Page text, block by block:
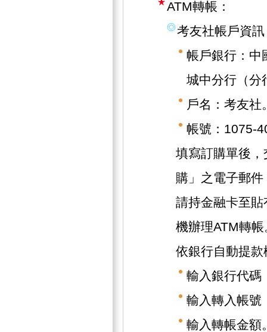
ATM轉帳：
考友社帳戶資
帳戶銀行：中
城中分行（分
戶名：考友社
帳號：1075-
填寫訂購單後
購」之電子郵
請持金融卡至
機辦理ATM轉帳
依銀行自動提
輸入銀行代碼
輸入轉入帳號
輸入轉帳金額